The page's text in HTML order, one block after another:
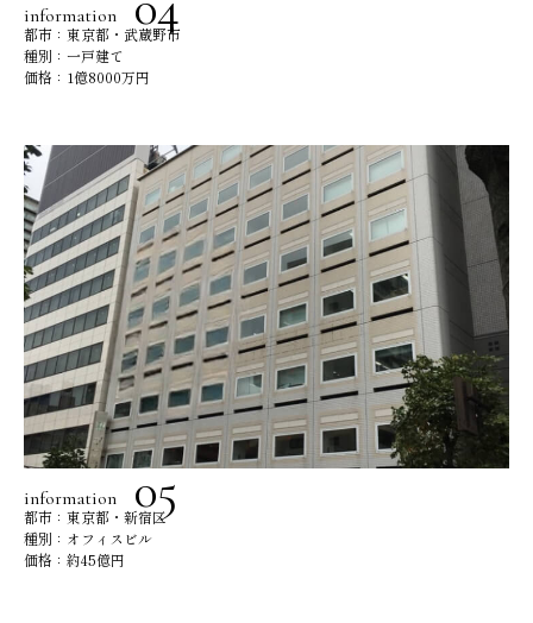
information
都市：東京都・武蔵野市
種別：一戸建て
価格：1億8000万円
information
都市：東京都・新宿区
種別：オフィスビル
価格：約45億円